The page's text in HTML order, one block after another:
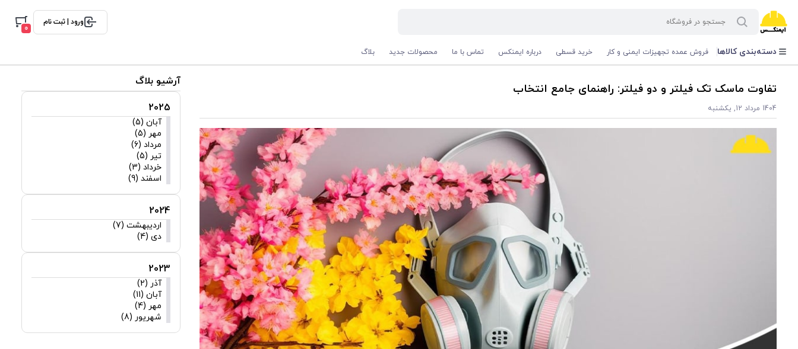
ورود | ثبت نام
0
دسته‌بندی کالاها فروش عمده تجهیزات ایمنی و کار خرید قسطی درباره ایمنکس تماس با ما محصولات جدید بلاگ
تفاوت ماسک تک فیلتر و دو فیلتر: راهنمای جامع انتخاب
1404 مرداد 12, یکشنبه
آرشیو بلاگ
2025
آبان (5)
مهر (5)
مرداد (6)
تیر (5)
خرداد (3)
اسفند (9)
2024
اردیبهشت (7)
دی (4)
2023
آذر (2)
آبان (11)
مهر (4)
شهریور (8)